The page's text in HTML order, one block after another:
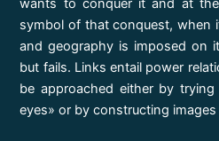
wants to conquer it and at
symbol of that conquest, when
and geography is imposed on
but fails. Links entail power
be approached either by
eyes» or by constructing